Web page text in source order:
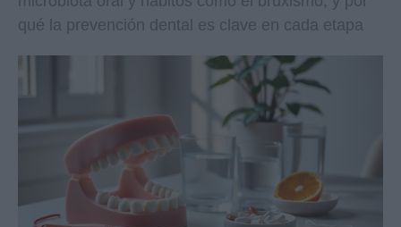
qué la prevención dental es clave en cada etapa